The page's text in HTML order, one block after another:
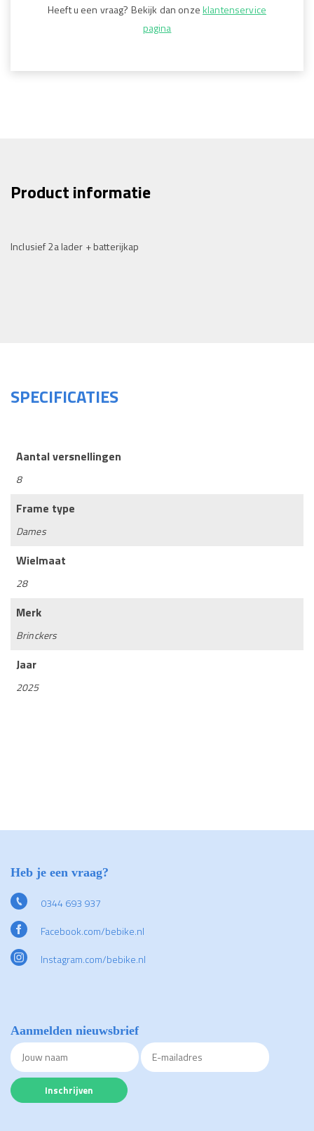
Heeft u een vraag? Bekijk dan onzeklantenservice
pagina
Product informatie
Inclusief 2a lader + batterijkap
SPECIFICATIES
Aantal versnellingen
8
Frame type
Dames
Wielmaat
28
Merk
Brinckers
Jaar
2025
Heb je een vraag?
0344 693 937
Facebook.com/bebike.nl
Instagram.com/bebike.nl
Aanmelden nieuwsbrief